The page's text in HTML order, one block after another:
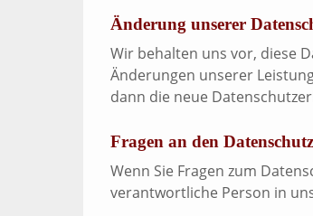
Änderung unserer
Wir behalten uns vor, diese
Änderungen unserer
dann die neue
Fragen an den
Wenn Sie Fragen zum
verantwortliche Person in